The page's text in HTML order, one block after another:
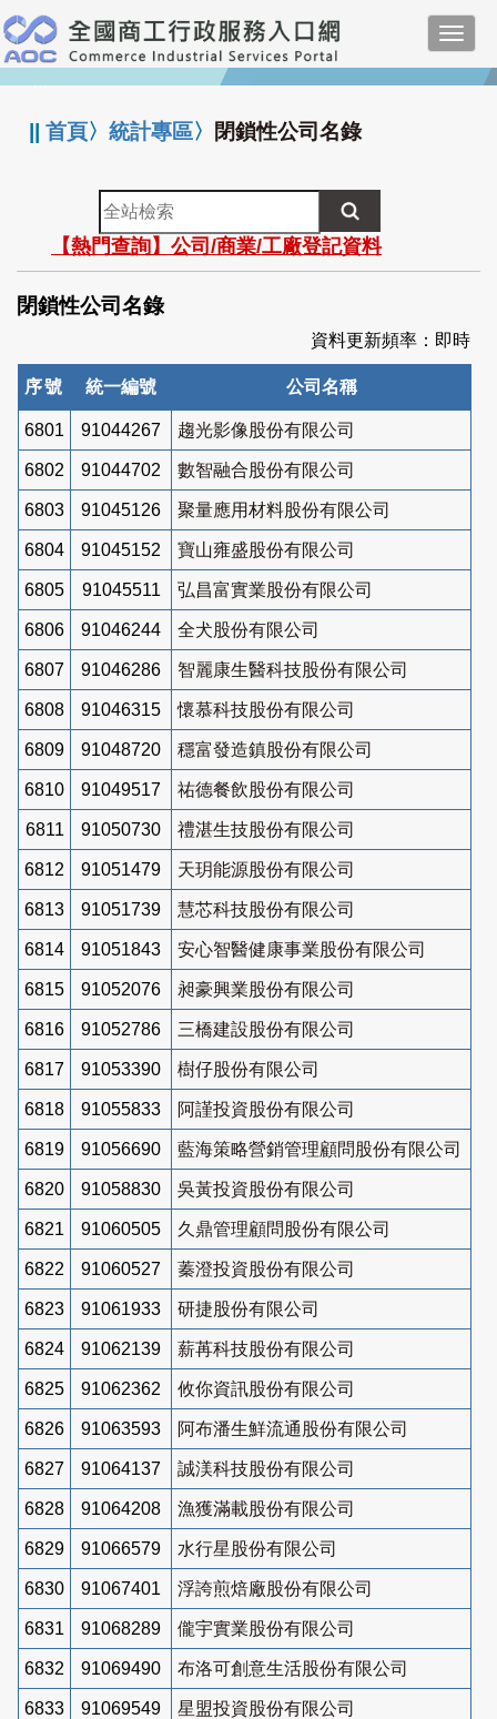
跳
到
主
要
:::
||首頁〉統計專區〉 閉鎖性公司名錄
全
站
檢
索
【熱門查詢】公司/商業/工廠登記資料
閉鎖性公司名錄
資料更新頻率：即時
序號 統一編號 公司名稱
6801 91044267 趨光影像股份有限公司
6802 91044702 數智融合股份有限公司
6803 91045126 聚量應用材料股份有限公司
6804 91045152 寶山雍盛股份有限公司
6805 91045511 弘昌富實業股份有限公司
6806 91046244 全犬股份有限公司
6807 91046286 智麗康生醫科技股份有限公司
6808 91046315 懷慕科技股份有限公司
6809 91048720 穩富發造鎮股份有限公司
6810 91049517 祐德餐飲股份有限公司
6811 91050730 禮湛生技股份有限公司
6812 91051479 天玥能源股份有限公司
6813 91051739 慧芯科技股份有限公司
6814 91051843 安心智醫健康事業股份有限公司
6815 91052076 昶豪興業股份有限公司
6816 91052786 三橋建設股份有限公司
6817 91053390 樹仔股份有限公司
6818 91055833 阿謹投資股份有限公司
6819 91056690 藍海策略營銷管理顧問股份有限公司
6820 91058830 吳黃投資股份有限公司
6821 91060505 久鼎管理顧問股份有限公司
6822 91060527 蓁澄投資股份有限公司
6823 91061933 研捷股份有限公司
6824 91062139 薪苒科技股份有限公司
6825 91062362 攸你資訊股份有限公司
6826 91063593 阿布潘生鮮流通股份有限公司
6827 91064137 誠渼科技股份有限公司
6828 91064208 漁獲滿載股份有限公司
6829 91066579 水行星股份有限公司
6830 91067401 浮誇煎焙廠股份有限公司
6831 91068289 儱宇實業股份有限公司
6832 91069490 布洛可創意生活股份有限公司
6833 91069549 星盟投資股份有限公司